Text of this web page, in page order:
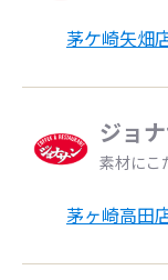
茅ケ崎矢畑
ジョ
素材にこ
茅ヶ崎高田